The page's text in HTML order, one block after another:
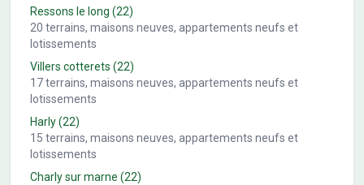
Ressons le long (22)
20 terrains, maisons neuves, appartements neufs et
lotissements
Villers cotterets (22)
17terrains, maisons neuves, appartements neufs et
lotissements
Harly(22)
15 terrains, maisons neuves, appartements neufs et
lotissements
Charly sur marne (22)